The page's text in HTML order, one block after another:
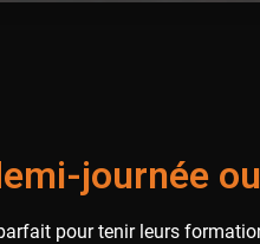
journée
pour tenir leurs